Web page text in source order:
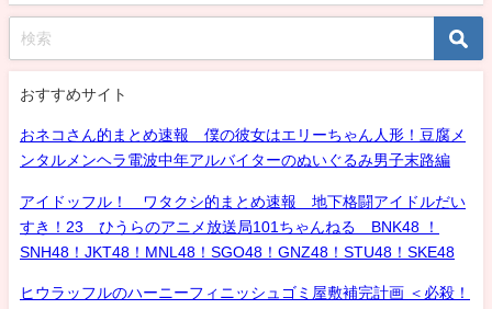
おすすめサイト
おネコさん的まとめ速報 僕の彼女はエリーちゃん人形！豆腐メ
ンタルメンヘラ電波中年アルバイターのぬいぐるみ男子末路編
アイドッフル！ ワタクシ的まとめ速報 地下格闘アイドルだい
すき！23 ひうらのアニメ放送局101ちゃんねる BNK48 ！
SNH48！JKT48！MNL48！SGO48！GNZ48！STU48！SKE48
ヒウラッフルのハーニーフィニッシュゴミ屋敷補完計画 ＜必殺！